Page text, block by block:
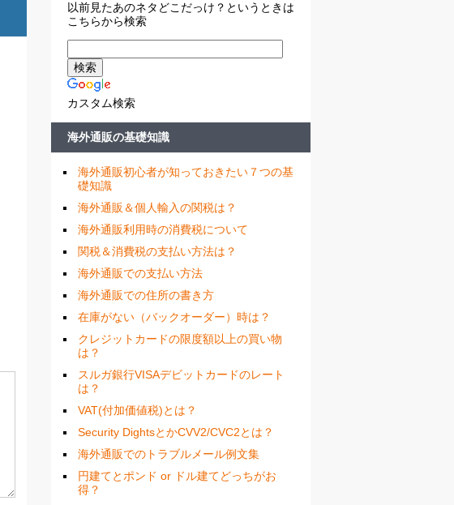
以前見たあのネタどこだっけ？というときは
こちらから検索
カスタム検索
海外通販の基礎知識
海外通販初心者が知っておきたい７つの基
礎知識
海外通販＆個人輸入の関税は？
海外通販利用時の消費税について
関税＆消費税の支払い方法は？
海外通販での支払い方法
海外通販での住所の書き方
在庫がない（バックオーダー）時は？
クレジットカードの限度額以上の買い物
は？
スルガ銀行VISAデビットカードのレート
は？
VAT(付加価値税)とは？
Security DightsとかCVV2/CVC2とは？
海外通販でのトラブルメール例文集
円建てとポンド or ドル建てどっちがお
得？